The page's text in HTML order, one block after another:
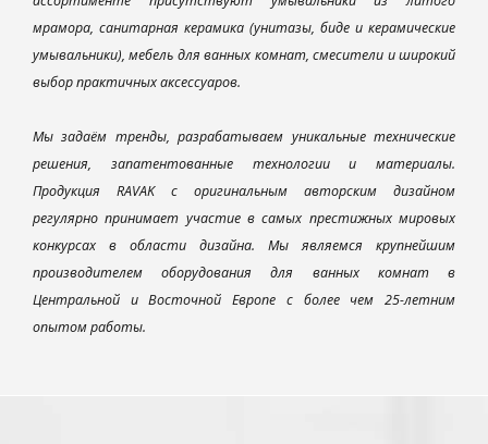
мрамора, санитарная керамика (унитазы, биде и керамические
умывальники), мебель для ванных комнат, смесители и широкий
выбор практичных аксессуаров.
Мы задаём тренды, разрабатываем уникальные технические
решения, запатентованные технологии и материалы.
Продукция RAVAK с оригинальным авторским дизайном
регулярно принимает участие в самых престижных мировых
конкурсах в области дизайна. Мы являемся крупнейшим
производителем оборудования для ванных комнат в
Центральной и Восточной Европе с более чем 25-летним
опытом работы.